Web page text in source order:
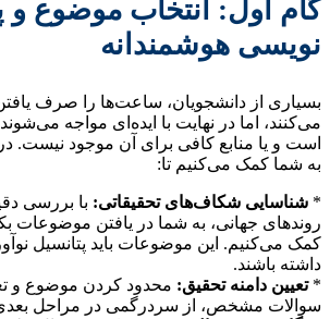
گام اول: انتخاب موضوع و
نویسی هوشمندانه
بسیاری از دانشجویان، ساعت‌ها را صرف
می‌کنند، اما در نهایت با ایده‌ای مواجه
است و یا منابع کافی برای آن موجود نیست.
به شما کمک می‌کنیم تا:
* شناسایی شکاف‌های تحقیقاتی: با بررسی
روندهای جهانی، به شما در یافتن موضوعات
کمک می‌کنیم. این موضوعات باید پتانسیل
داشته باشند.
*تعیین دامنه تحقیق: محدود کردن موضوع و
سوالات مشخص، از سردرگمی در مراحل